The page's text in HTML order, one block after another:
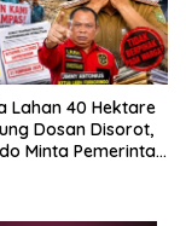
Lahan 40 Hektare
Dosan Disorot,
Minta Pemerintah